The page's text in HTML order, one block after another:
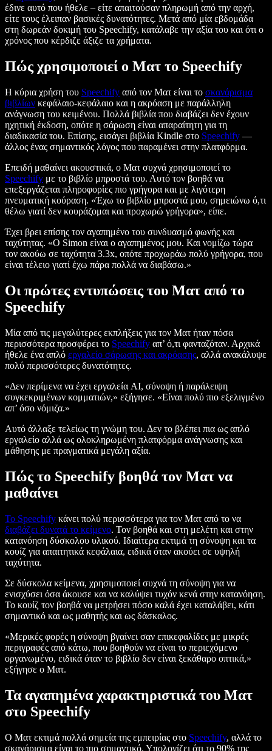
έδινε αυτό που ήθελε – είτε απαιτούσαν πληρωμή από την αρχή,
είτε τους έλειπαν βασικές δυνατότητες. Μετά από μία εβδομάδα
στη δωρεάν δοκιμή του Speechify, κατάλαβε την αξία του και ότι ο
χρόνος που κέρδιζε άξιζε τα χρήματα.
Πώς χρησιμοποιεί ο Ματ το Speechify
Η κύρια χρήση του Speechify από τον Ματ είναι το σκανάρισμα
βιβλίων κεφάλαιο-κεφάλαιο και η ακρόαση με παράλληλη
ανάγνωση του κειμένου. Πολλά βιβλία που διαβάζει δεν έχουν
ηχητική έκδοση, οπότε η σάρωση είναι απαραίτητη για τη
διαδικασία του. Επίσης, εισάγει βιβλία Kindle στο Speechify —
άλλος ένας σημαντικός λόγος που παραμένει στην πλατφόρμα.
Επειδή μαθαίνει ακουστικά, ο Ματ συχνά χρησιμοποιεί το
Speechify με το βιβλίο μπροστά του. Αυτό τον βοηθά να
επεξεργάζεται πληροφορίες πιο γρήγορα και με λιγότερη
πνευματική κούραση. «Έχω το βιβλίο μπροστά μου, σημειώνω ό,τι
θέλω γιατί δεν κουράζομαι και προχωρώ γρήγορα», είπε.
Έχει βρει επίσης τον αγαπημένο του συνδυασμό φωνής και
ταχύτητας. «Ο Simon είναι ο αγαπημένος μου. Και νομίζω τώρα
τον ακούω σε ταχύτητα 3.3x, οπότε προχωράω πολύ γρήγορα, που
είναι τέλειο γιατί έχω πάρα πολλά να διαβάσω.»
Οι πρώτες εντυπώσεις του Ματ από το
Speechify
Μία από τις μεγαλύτερες εκπλήξεις για τον Ματ ήταν πόσα
περισσότερα προσφέρει το Speechify απ’ ό,τι φανταζόταν. Αρχικά
ήθελε ένα απλό εργαλείο σάρωσης και ακρόασης, αλλά ανακάλυψε
πολύ περισσότερες δυνατότητες.
«Δεν περίμενα να έχει εργαλεία AI, σύνοψη ή παράλειψη
συγκεκριμένων κομματιών,» εξήγησε. «Είναι πολύ πιο εξελιγμένο
απ’ όσο νόμιζα.»
Αυτό άλλαξε τελείως τη γνώμη του. Δεν το βλέπει πια ως απλό
εργαλείο αλλά ως ολοκληρωμένη πλατφόρμα ανάγνωσης και
μάθησης με πραγματικά μεγάλη αξία.
Πώς το Speechify βοηθά τον Ματ να
μαθαίνει
Το Speechify κάνει πολύ περισσότερα για τον Ματ από το να
διαβάζει δυνατά το κείμενο. Τον βοηθά και στη μελέτη και στην
κατανόηση δύσκολου υλικού. Ιδιαίτερα εκτιμά τη σύνοψη και τα
κουίζ για απαιτητικά κεφάλαια, ειδικά όταν ακούει σε υψηλή
ταχύτητα.
Σε δύσκολα κείμενα, χρησιμοποιεί συχνά τη σύνοψη για να
ενισχύσει όσα άκουσε και να καλύψει τυχόν κενά στην κατανόηση.
Το κουίζ τον βοηθά να μετρήσει πόσο καλά έχει καταλάβει, κάτι
σημαντικό και ως μαθητής και ως δάσκαλος.
«Μερικές φορές η σύνοψη βγαίνει σαν επικεφαλίδες με μικρές
περιγραφές από κάτω, που βοηθούν να είναι το περιεχόμενο
οργανωμένο, ειδικά όταν το βιβλίο δεν είναι ξεκάθαρο οπτικά,»
εξήγησε ο Ματ.
Τα αγαπημένα χαρακτηριστικά του Ματ
στο Speechify
Ο Ματ εκτιμά πολλά σημεία της εμπειρίας στο Speechify, αλλά το
σκανάρισμα είναι το πιο σημαντικό. Υπολογίζει ότι το 90% της